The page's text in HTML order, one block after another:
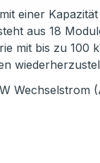
einer
aus 18
mit bis zu 100
Wechselstrom